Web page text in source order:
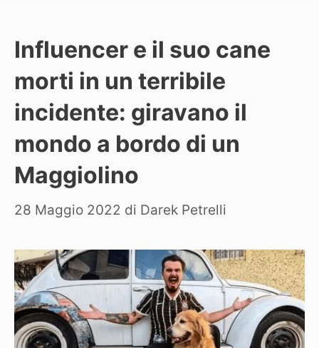
Influencer e il suo cane
morti in un terribile
incidente: giravano il
mondo a bordo di un
Maggiolino
28 Maggio 2022 di Darek Petrelli